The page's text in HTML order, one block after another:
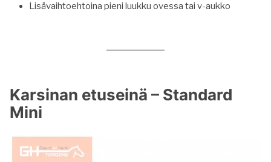
Lisävaihtoehtoina pieni luukku ovessa tai v-aukko
Karsinan etuseinä – Standard
Mini